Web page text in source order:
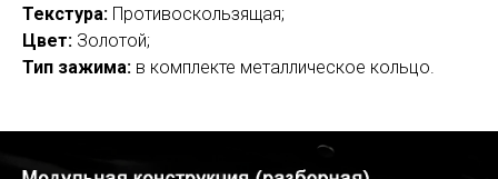
Текстура: Противоскользящая;
Цвет: Золотой;
Тип зажима: в комплекте металлическое кольцо.